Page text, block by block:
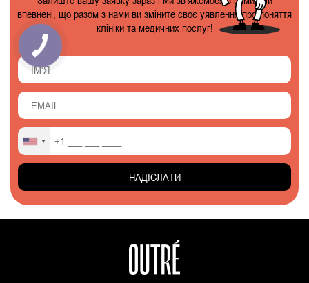
впевнені, що разом з нами ви зміните своє уявлення про поняття
клініки та медичних послуг!